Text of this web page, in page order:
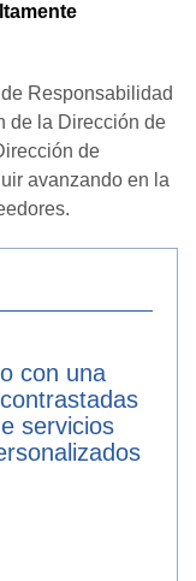
Responsabilidad
de la Dirección de
de
avanzando en la
con una
servicios